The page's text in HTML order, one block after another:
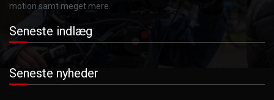
motion samt meget mere.
Seneste indlæg
Seneste nyheder